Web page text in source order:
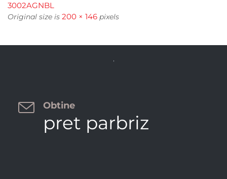
3002AGNBL
Original size is 200 × 146 pixels
 Obtine
pret parbriz